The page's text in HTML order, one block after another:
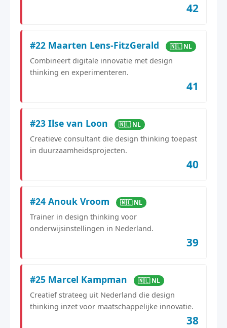
42
#22 Maarten Lens-FitzGerald 🇳🇱 NL
Combineert digitale innovatie met design
thinking en experimenteren.
41
#23 Ilse van Loon 🇳🇱 NL
Creatieve consultant die design thinking toepast
in duurzaamheidsprojecten.
40
#24 Anouk Vroom 🇳🇱 NL
Trainer in design thinking voor
onderwijsinstellingen in Nederland.
39
#25 Marcel Kampman 🇳🇱 NL
Creatief strateeg uit Nederland die design
thinking inzet voor maatschappelijke innovatie.
38